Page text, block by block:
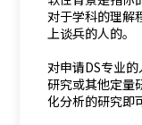
对于学科的理解
上谈兵的人的。
对申请DS专业
研究或其他定量
化分析的研究即